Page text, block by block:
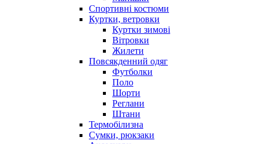
Спортивні костюми
Куртки, ветровки
Куртки зимові
Вітровки
Жилети
Повсякденний одяг
Футболки
Поло
Шорти
Реглани
Штани
Термобілизна
Сумки, рюкзаки